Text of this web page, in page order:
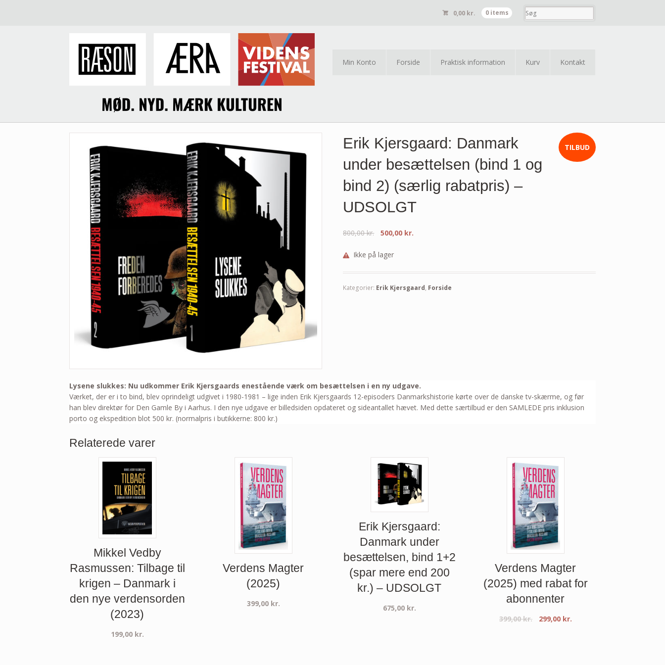
0,00 kr. 0 items
Min Konto Forside Praktisk information Kurv Kontakt
TILBUD
Erik Kjersgaard: Danmark
under besættelsen (bind 1 og
bind 2) (særlig rabatpris) –
UDSOLGT
800,00kr. 500,00 kr.
Ikke på lager
Kategorier: Erik Kjersgaard, Forside
Lysene slukkes: Nu udkommer Erik Kjersgaards enestående værk om besættelsen i en ny udgave.
Værket, der er i to bind, blev oprindeligt udgivet i 1980-1981 – lige inden Erik Kjersgaards 12-episoders Danmarkshistorie kørte over de danske tv-skærme, og før
han blev direktør for Den Gamle By i Aarhus. I den nye udgave er billedsiden opdateret og sideantallet hævet. Med dette særtilbud er den SAMLEDE pris inklusion
porto og ekspedition blot 500 kr. (normalpris i butikkerne: 800 kr.)
Relaterede varer
Mikkel Vedby
Rasmussen: Tilbage til
krigen – Danmark i
den nye verdensorden
(2023)
199,00 kr.
Verdens Magter
(2025)
399,00 kr.
Erik Kjersgaard:
Danmark under
besættelsen, bind 1+2
(spar mere end 200
kr.) – UDSOLGT
675,00 kr.
Verdens Magter
(2025) med rabat for
abonnenter
399,00kr. 299,00 kr.